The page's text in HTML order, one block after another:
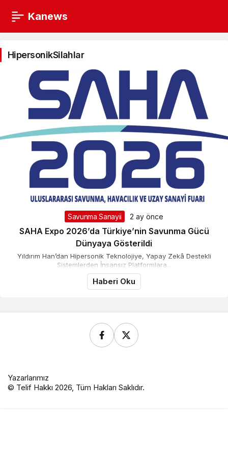
Kanews
HipersonikSilahlar
Haberleri
HipersonikSilahlar
Savunma Sanayii 2 ay önce
SAHA Expo 2026’da Türkiye’nin Savunma Gücü
Dünyaya Gösterildi
Yıldırım Han’dan Hipersonik Teknolojiye, Yapay Zekâ Destekli
Sistemlerden İnsansız Platformlara...
Haberi Oku
Yazarlarımız
© Telif Hakkı 2026, Tüm Hakları Saklıdır.